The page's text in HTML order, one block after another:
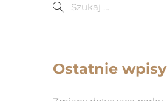
Ostatnie wpisy